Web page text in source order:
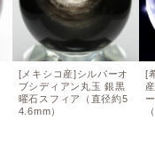
[メキシコ産]シルバーオ
ブシディアン丸玉 銀黒
曜石スフィア（直径約5
4.6mm）
[